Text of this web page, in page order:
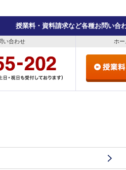
授業料・資料請求など各種お問い合
い合わせ ホ